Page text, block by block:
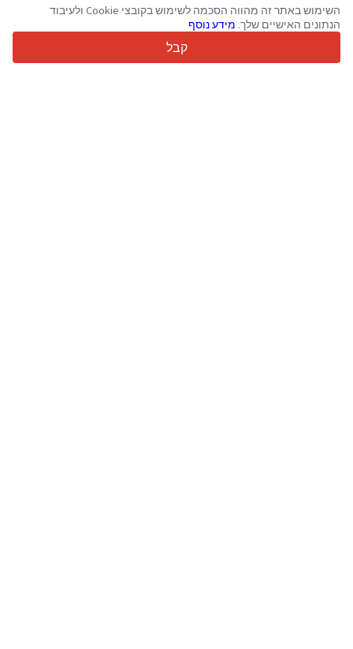
4.7/5
Trustpilot
השימוש באתר זה מהווה הסכמה לשימוש בקובצי Cookie ולעיבוד
הנתונים האישיים שלך. מידע נוסף
קבל